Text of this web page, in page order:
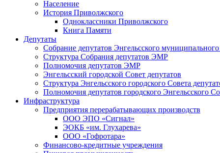
Население
История Приволжского
Одноклассники Приволжского
Книга Памяти
Депутаты
Собрание депутатов Энгельсского
Структура Собрания депутатов ЭМР
Полномочия депутатов ЭМР
Энгельсский городской Совет депутатов
Структура Энгельсского городского Совета
Полномочия депутатов городского Энгельсского
Инфраструктура
Предприятия перерабатывающих производств
ООО ЭПО «Сигнал»
ЭОКБ «им. Глухарева»
ООО «Гофротара»
Финансово-кредитные учреждения